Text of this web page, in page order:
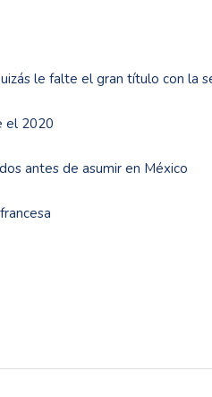
le falte el gran título con la
el 2020
antes de asumir en México
acerca a puestos europeos